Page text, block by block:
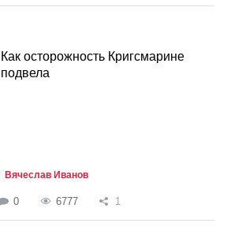
Как осторожность Кригсмарине
подвела
Вячеслав Иванов
0 6777 1